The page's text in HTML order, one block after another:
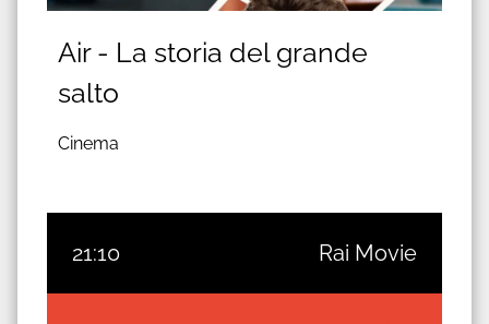
Air - La storia del grande
salto
Cinema
21:10 Rai Movie